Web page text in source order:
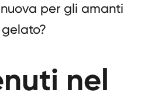
per gli amanti
nel